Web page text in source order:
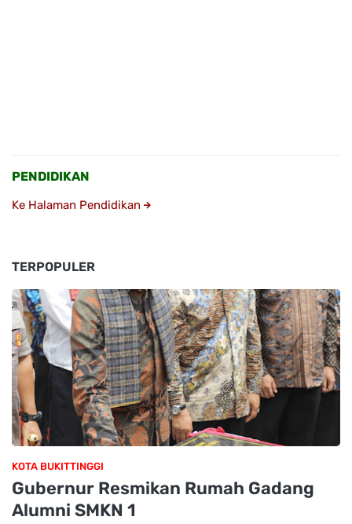
PENDIDIKAN
Ke Halaman Pendidikan
TERPOPULER
KOTA BUKITTINGGI
Gubernur Resmikan Rumah Gadang
Alumni SMKN 1